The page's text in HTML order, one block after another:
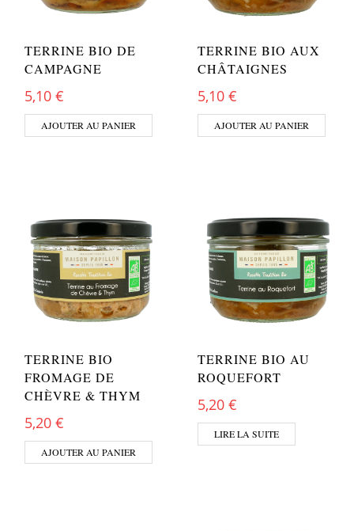
TERRINE BIO DE
CAMPAGNE
5,10 €
AJOUTER AU PANIER
TERRINE BIO AUX
CHÂTAIGNES
5,10 €
AJOUTER AU PANIER
TERRINE BIO
FROMAGE DE
CHÈVRE & THYM
5,20 €
AJOUTER AU PANIER
TERRINE BIO AU
ROQUEFORT
5,20 €
LIRE LA SUITE